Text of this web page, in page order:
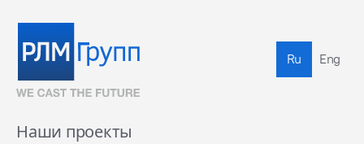
Ru Eng
Наши проекты